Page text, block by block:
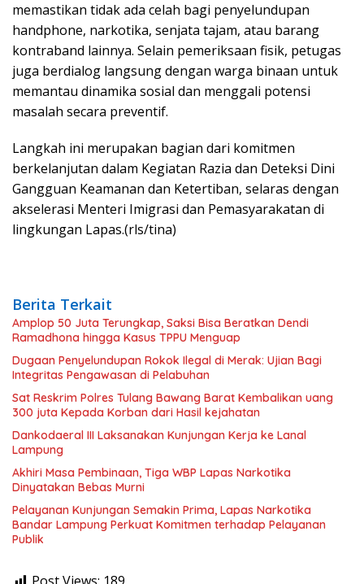
memastikan tidak ada celah bagi penyelundupan
handphone, narkotika, senjata tajam, atau barang
kontraband lainnya. Selain pemeriksaan fisik, petugas
juga berdialog langsung dengan warga binaan untuk
memantau dinamika sosial dan menggali potensi
masalah secara preventif.
Langkah ini merupakan bagian dari komitmen
berkelanjutan dalam Kegiatan Razia dan Deteksi Dini
Gangguan Keamanan dan Ketertiban, selaras dengan
akselerasi Menteri Imigrasi dan Pemasyarakatan di
lingkungan Lapas.(rls/tina)
Berita Terkait
Amplop 50 Juta Terungkap, Saksi Bisa Beratkan Dendi
Ramadhona hingga Kasus TPPU Menguap
Dugaan Penyelundupan Rokok Ilegal di Merak: Ujian Bagi
Integritas Pengawasan di Pelabuhan
Sat Reskrim Polres Tulang Bawang Barat Kembalikan uang
300 juta Kepada Korban dari Hasil kejahatan
Dankodaeral III Laksanakan Kunjungan Kerja ke Lanal
Lampung
Akhiri Masa Pembinaan, Tiga WBP Lapas Narkotika
Dinyatakan Bebas Murni
Pelayanan Kunjungan Semakin Prima, Lapas Narkotika
Bandar Lampung Perkuat Komitmen terhadap Pelayanan
Publik